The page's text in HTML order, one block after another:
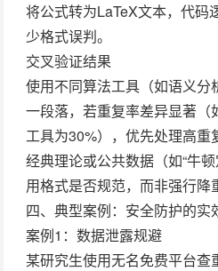
将公式转为LaTeX文本，代码
少格式误判。
交叉验证结果
使用不同算法工具（如语义
一段落，若重复率差异显著
工具为30%），优先处理高重
经典理论或公共数据（如“牛
用格式是否规范，而非强行降
四、典型案例：安全防护的实
案例1：数据泄露规避
某研究生使用无名免费平台